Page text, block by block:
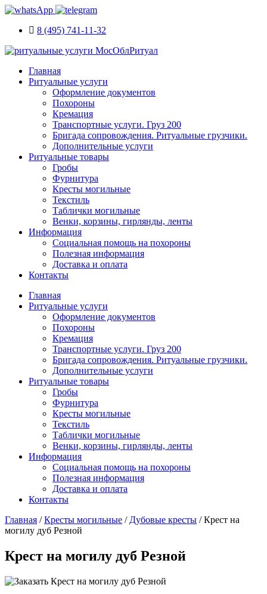
8 (495) 741-11-32
Главная
Ритуальные услуги
Оформление документов
Похороны
Кремация
Транспортные услуги. Груз 200
Бригада сопровождения. Ритуальные грузчики.
Дополнительные услуги
Ритуальные товары
Гробы
Фурнитура
Кресты могильные
Текстиль
Таблички могильные
Венки, корзины, гирлянды, ленты
Информация
Социальная помощь на похороны
Полезная информация
Доставка и оплата
Контакты
Главная
Ритуальные услуги
Оформление документов
Похороны
Кремация
Транспортные услуги. Груз 200
Бригада сопровождения. Ритуальные грузчики.
Дополнительные услуги
Ритуальные товары
Гробы
Фурнитура
Кресты могильные
Текстиль
Таблички могильные
Венки, корзины, гирлянды, ленты
Информация
Социальная помощь на похороны
Полезная информация
Доставка и оплата
Контакты
Главная /Кресты могильные / Дубовые кресты /Крест на
могилу дуб Резной
Крест на могилу дуб Резной